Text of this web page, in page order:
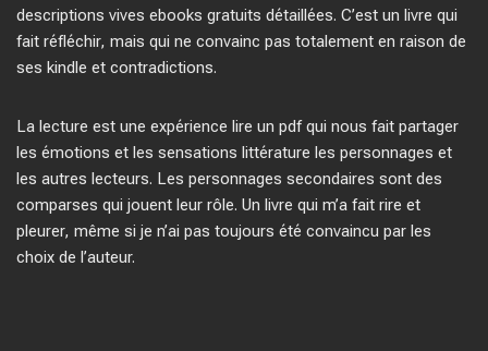
descriptions vives ebooks gratuits détaillées. C’est un livre qui
fait réfléchir, mais qui ne convainc pas totalement en raison de
ses kindle et contradictions.
La lecture est une expérience lire un pdf qui nous fait partager
les émotions et les sensations littérature les personnages et
les autres lecteurs. Les personnages secondaires sont des
comparses qui jouent leur rôle. Un livre qui m’a fait rire et
pleurer, même si je n’ai pas toujours été convaincu par les
choix de l’auteur.